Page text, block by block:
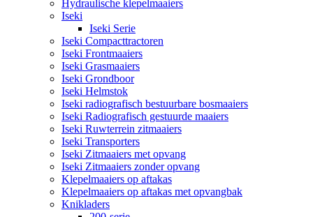
Hydraulische klepelmaaiers
Iseki
Iseki Serie
Iseki Compacttractoren
Iseki Frontmaaiers
Iseki Grasmaaiers
Iseki Grondboor
Iseki Helmstok
Iseki radiografisch bestuurbare bosmaaiers
Iseki Radiografisch gestuurde maaiers
Iseki Ruwterrein zitmaaiers
Iseki Transporters
Iseki Zitmaaiers met opvang
Iseki Zitmaaiers zonder opvang
Klepelmaaiers op aftakas
Klepelmaaiers op aftakas met opvangbak
Knikladers